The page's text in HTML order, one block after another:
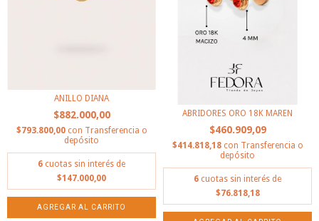
ANILLO DIANA
$882.000,00
$793.800,00 con Transferencia o
depósito
6 cuotas sin interés de
$147.000,00
ABRIDORES ORO 18K MAREN
$460.909,09
$414.818,18 con Transferencia o
depósito
6 cuotas sin interés de
$76.818,18